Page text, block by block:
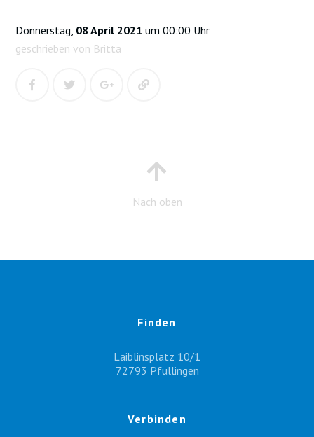
Donnerstag, 08 April 2021 um 00:00 Uhr
geschrieben von Britta
Nach oben
Finden
Laiblinsplatz 10/1
72793 Pfullingen
Verbinden